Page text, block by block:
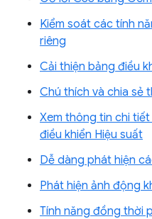
Kiểm soát các tính
riêng
Cải thiện bảng điều
Chú thích và chia sẻ
Xem thông tin chi
điều khiển Hiệu suất
Dễ dàng phát hiện
Phát hiện ảnh động
Tính năng đồng thời